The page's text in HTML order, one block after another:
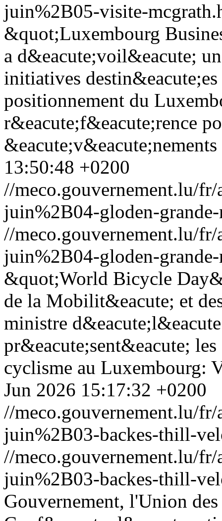
juin%2B05-visite-
&quot;Luxembourg
a d&eacute;voil&eacute;
initiatives
positionnement du
r&eacute;f&eacute;rence
13:50:48 +0200
//meco.gouvernement.lu/
juin%2B04-gloden-
//meco.gouvernement.lu/
juin%2B04-gloden-
&quot;World Bicycle
de la Mobilit&eacute; et
ministre
pr&eacute;sent&eacute;
cyclisme au Luxembourg:
Jun 2026 15:17:32 +0200
//meco.gouvernement.lu/
juin%2B03-backes-thill-
//meco.gouvernement.lu/
juin%2B03-backes-thill-
Gouvernement, l'Union